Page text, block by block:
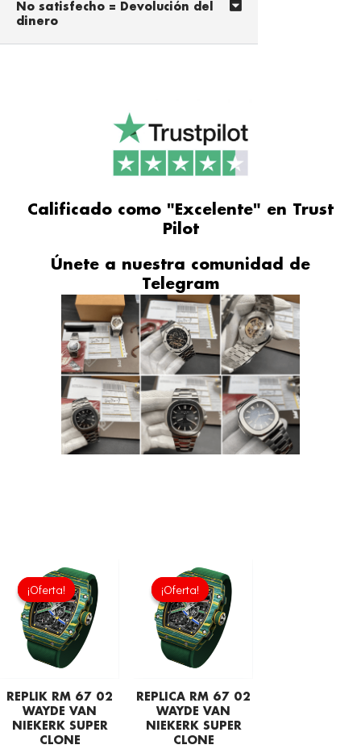
No satisfecho = Devolución del
dinero
Calificado como "Excelente" en Trust
Pilot
Únete a nuestra comunidad de
Telegram
¡Oferta!
¡Oferta!
REPLIK RM 67 02
WAYDE VAN
NIEKERK SUPER
CLONE
El
precio
original
era:
£1,806.00.
£1,505.00.
¡Oferta!
¡Oferta!
REPLICA RM 67 02
WAYDE VAN
NIEKERK SUPER
CLONE
El
precio
original
era:
£1,806.00.